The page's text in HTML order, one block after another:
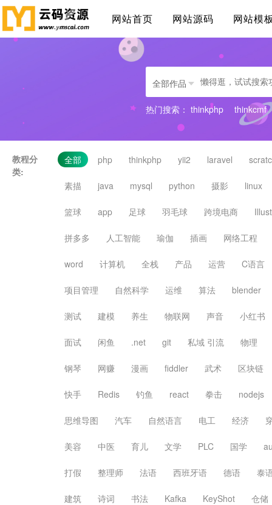
网站首页 网站源码 网站模
全部作品
热门搜索： thinkphp thinkcmf
教程分
类:
全部 php thinkphp yii2 laravel
素描 java mysql python 摄影 linux
篮球 app 足球 羽毛球 跨境电商
拼多多 人工智能 瑜伽 插画 网络工程
word 计算机 全栈 产品 运营 C语言
项目管理 自然科学 运维 算法 blender
测试 建模 养生 物联网 声音 小红书
面试 闲鱼 .net git 私域 引流 物理
钢琴 网赚 漫画 fiddler 武术 区块链
快手 Redis 钓鱼 react 拳击 nodejs
思维导图 汽车 自然语言 电工 经济
美容 中医 育儿 文学 PLC 国学
打假 整理师 法语 西班牙语 德语 泰
建筑 诗词 书法 Kafka KeyShot 仓储